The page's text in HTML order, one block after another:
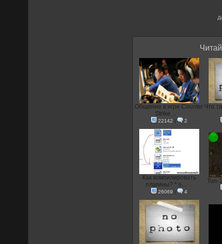
Общение в игре Counter
Strike ...
22142 | 2
Что
Как компилировать
плагины? *.s...
26069 | 4
Топ-